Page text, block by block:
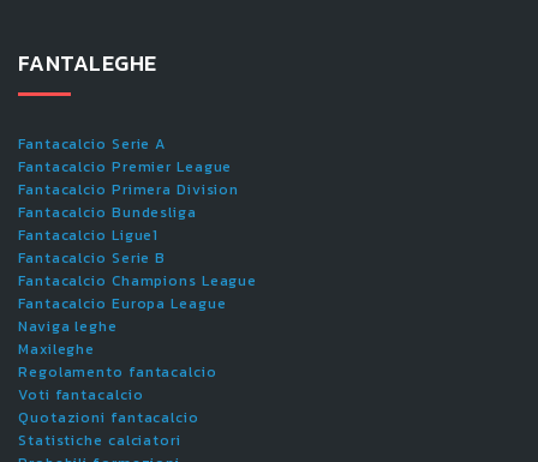
FANTALEGHE
Fantacalcio Serie A
Fantacalcio Premier League
Fantacalcio Primera Division
Fantacalcio Bundesliga
Fantacalcio Ligue1
Fantacalcio Serie B
Fantacalcio Champions League
Fantacalcio Europa League
Naviga leghe
Maxileghe
Regolamento fantacalcio
Voti fantacalcio
Quotazioni fantacalcio
Statistiche calciatori